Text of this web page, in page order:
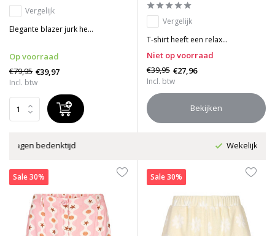
Vergelijk
Elegante blazer jurk he...
Op voorraad
€79,95 €39,97
Incl. btw
Vergelijk
T-shirt heeft een relax...
Niet op voorraad
€39,95 €27,96
Incl. btw
Bekijken
Sale 30% Sale 30%